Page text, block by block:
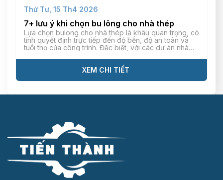
Thứ Tư, 15 Th4 2026
7+ lưu ý khi chọn bu lông cho nhà thép
Lựa chọn bulong cho nhà thép là khâu quan trọng, có
tính quyết định trực tiếp đến độ bền, độ an toàn và
tuổi thọ của công trình. Đặc biệt, với các dự án nhà
XEM CHI TIẾT